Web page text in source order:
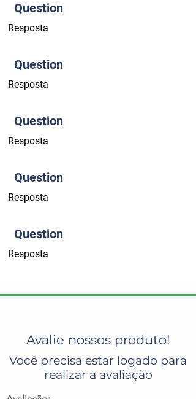
Question
Resposta
Question
Resposta
Question
Resposta
Question
Resposta
Question
Resposta
Avalie nossos produto!
Você precisa estar logado para
realizar a avaliação